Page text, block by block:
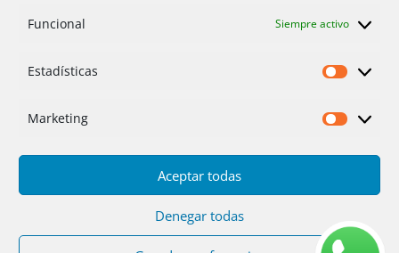
Funcional Siempre activo
Estadísticas
Marketing
Aceptar todas
Denegar todas
Privacidad
Servicios Fotos
Placas solares
Ofertas 2025/26 Contacto